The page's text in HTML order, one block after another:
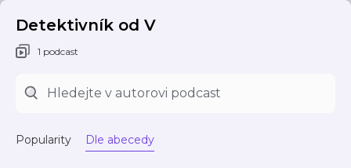
Detektivník od V
1 podcast
Popularity Dle abecedy